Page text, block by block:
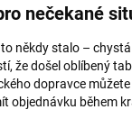
nečekané
někdy stalo –
že došel oblíbený
dopravce
objednávku během